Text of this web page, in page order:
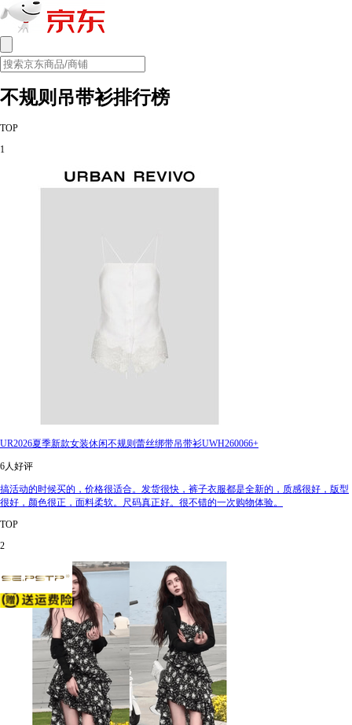
不规则吊带衫排行榜
TOP
1
UR2026夏季新款女装休闲不规则蕾丝绑带吊带衫UWH260066+
6人好评
搞活动的时候买的，价格很适合。发货很快，裤子衣服都是全新的，质感很好，版型
很好，颜色很正，面料柔软。尺码真正好。很不错的一次购物体验。
TOP
2